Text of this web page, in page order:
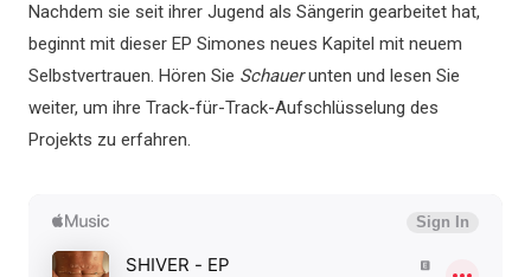
Nachdem sie seit ihrer Jugend als Sängerin gearbeitet hat,
beginnt mit dieser EP Simones neues Kapitel mit neuem
Selbstvertrauen. Hören Sie Schauerunten und lesen Sie
weiter, um ihre Track-für-Track-Aufschlüsselung des
Projekts zu erfahren.